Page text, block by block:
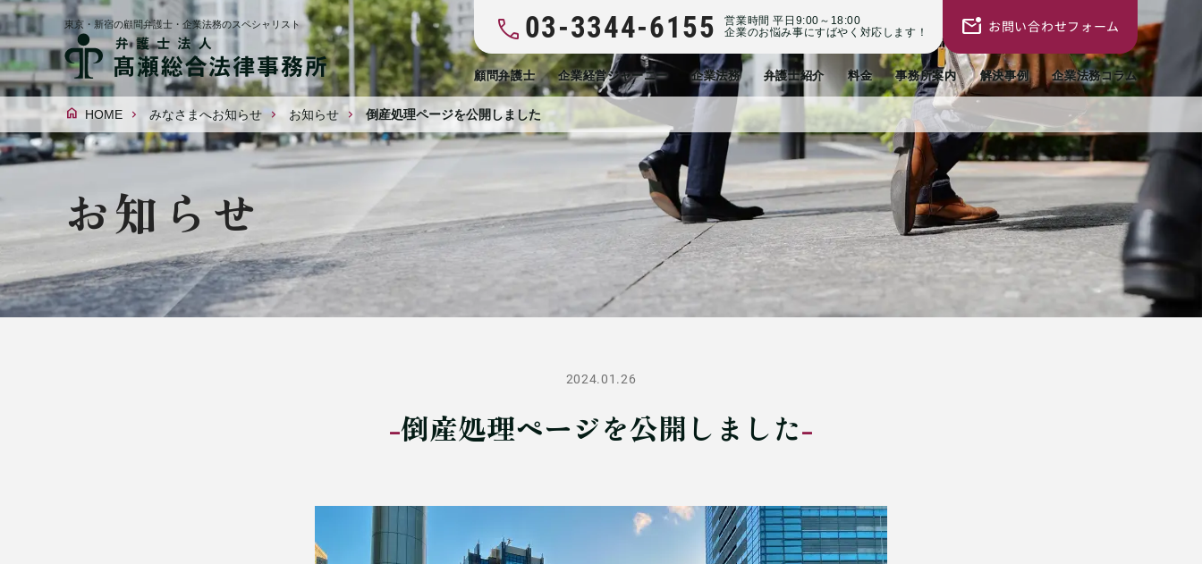
東京・新宿の顧問弁護士・企業法務のスペシャリスト 03-3344-6155
営業時間 平日9:00～18:00
企業のお悩み事にすばやく対応します！
お問い合わせフォーム
顧問弁護士 企業経営ジャーニー 企業法務 弁護士紹介 料金 事務所案内 解決事例 企業法務コラム
HOME みなさまへお知らせ お知らせ 倒産処理ページを公開しました
お知らせ
2024.01.26
倒産処理ページを公開しました